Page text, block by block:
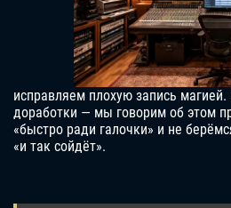
исправляем плохую запись магией.
доработки — мы говорим об этом
«быстро ради галочки» и не
«и так сойдёт».